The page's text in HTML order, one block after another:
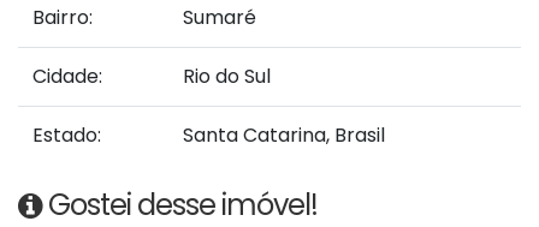
Bairro: Sumaré
Cidade: Rio do Sul
Estado: Santa Catarina, Brasil
Gostei desse imóvel!